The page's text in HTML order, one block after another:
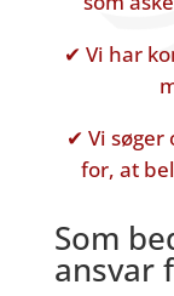
✔ Vi har
✔ Vi
for, at
Som
ansvar